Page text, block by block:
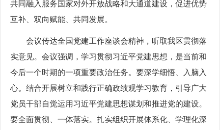
共同融入服务国家对外开放战略和大通道建设，促进优势
互补、双向赋能、共同发展。
会议传达全国党建工作座谈会精神，听取我区贯彻落
实意见。会议强调，学习贯彻习近平党建思想，是当前和
今后一个时期的一项重要政治任务。要深学细悟、入脑入
心。结合开展树立和践行正确政绩观学习教育，引导广大
党员干部自觉运用习近平党建思想谋划和推进党的建设。
要全面贯彻、一体落实。扎实组织开展体系化、学理化深